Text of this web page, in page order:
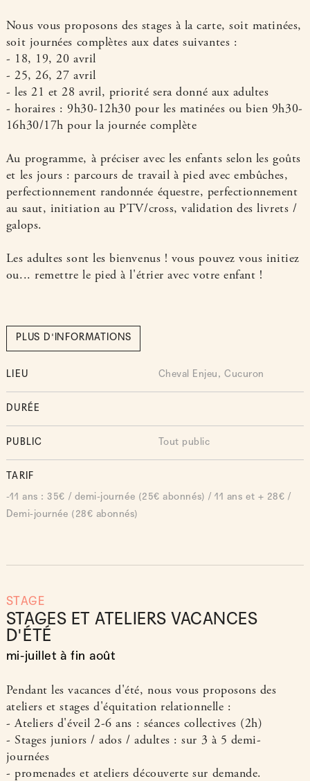
Nous vous proposons des stages à la carte, soit matinées,
soit journées complètes aux dates suivantes :
- 18, 19, 20 avril
- 25, 26, 27 avril
- les 21 et 28 avril, priorité sera donné aux adultes
- horaires : 9h30-12h30 pour les matinées ou bien 9h30-
16h30/17h pour la journée complète
Au programme, à préciser avec les enfants selon les goûts
et les jours : parcours de travail à pied avec embûches,
perfectionnement randonnée équestre, perfectionnement
au saut, initiation au PTV/cross, validation des livrets /
galops.
Les adultes sont les bienvenus ! vous pouvez vous initiez
ou... remettre le pied à l'étrier avec votre enfant !
PLUS D'INFORMATIONS
LIEU Cheval Enjeu, Cucuron
DURÉE
PUBLIC Tout public
TARIF
-11 ans : 35€ / demi-journée (25€ abonnés) / 11 ans et + 28€ /
Demi-journée (28€ abonnés)
STAGE
STAGES ET ATELIERS VACANCES
D'ÉTÉ
mi-juillet à fin août
Pendant les vacances d'été, nous vous proposons des
ateliers et stages d'équitation relationnelle :
- Ateliers d'éveil 2-6 ans : séances collectives (2h)
- Stages juniors / ados / adultes : sur 3 à 5 demi-
journées
- promenades et ateliers découverte sur demande.